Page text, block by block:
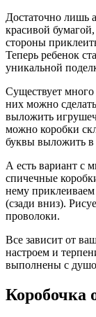
Достаточно лишь
красивой
стороны
Теперь ребенок
уникальной
Существует
них можно
выложить
можно коробки
буквы выложить в
А есть вариант с
спичечные
нему
(сзади вниз).
проволоки.
Все зависит от
настроем и
выполнены с
Коробочка